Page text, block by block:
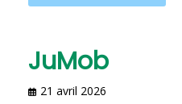
JuMob
21 avril 2026